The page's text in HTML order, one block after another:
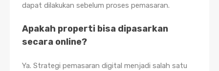
dapat dilakukan sebelum proses pemasaran.
Apakah properti bisa dipasarkan
secara online?
Ya. Strategi pemasaran digital menjadi salah satu